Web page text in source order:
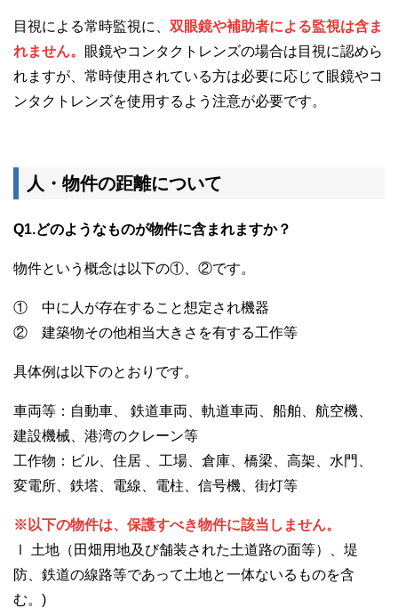
目視による常時監視に、 双眼鏡や補助者による監視は含ま
れません。
眼鏡やコンタクトレンズの場合は目視に認めら
れますが、常時使用されている方は必要に応じて眼鏡やコ
ンタクトレンズを使用するよう注意が必要です。
人・物件の距離について
Q1.どのようなものが物件に含まれますか？
物件という概念は以下の①、②です。
① 中に人が存在すること想定され機器
② 建築物その他相当大きさを有する工作等
具体例は以下のとおりです。
車両等：自動車、 鉄道車両、軌道車両、船舶、航空機、
建設機械、港湾のクレーン等
工作物：ビル、住居 、工場、倉庫、橋梁、高架、水門、
変電所、鉄塔、電線、電柱、信号機、街灯等
※以下の物件は、保護すべき物件に該当しません。
Ⅰ 土地（田畑用地及び舗装された土道路の面等）、堤
防、鉄道の線路等であって土地と一体ないるものを含
む。)